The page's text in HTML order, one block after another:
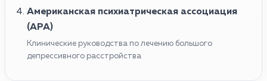
Американская психиатрическая ассоциация
(APA)
Клинические руководства по лечению большого
депрессивного расстройства